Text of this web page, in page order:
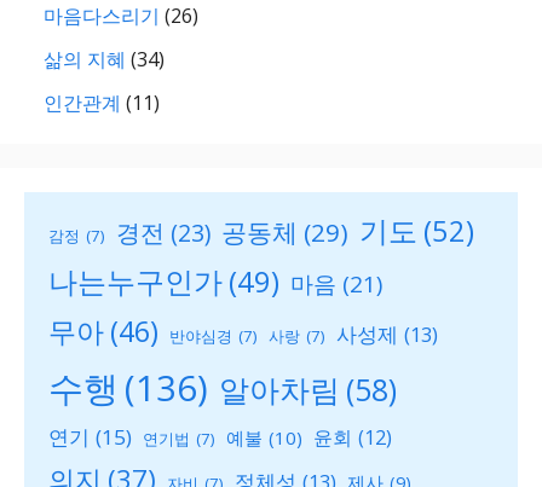
마음다스리기 (26)
삶의 지혜 (34)
인간관계 (11)
감정 (7) 경전 (23) 공동체 (29) 기도 (52)
나는누구인가(49) 마음 (21)
무아(46) 반야심경 (7) 사랑 (7) 사성제 (13)
수행 (136) 알아차림 (58)
연기 (15) 연기법 (7) 예불 (10) 윤회 (12)
의지 (37) 제사 (9)